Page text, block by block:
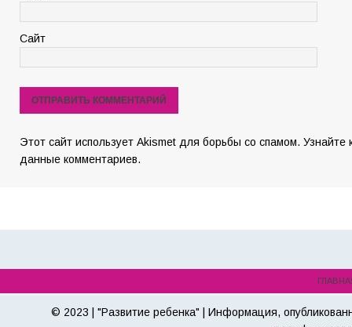
Сайт
Этот сайт использует Akismet для борьбы со спамом.
данные комментариев.
© 2023 | "Развитие ребенка" | Информация,